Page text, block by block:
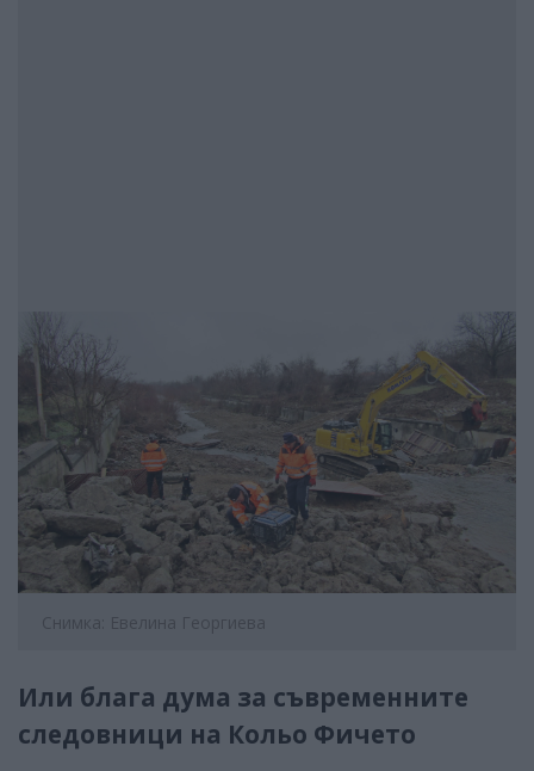
Снимка: Евелина Георгиева
Или блага дума за съвременните
следовници на Кольо Фичето